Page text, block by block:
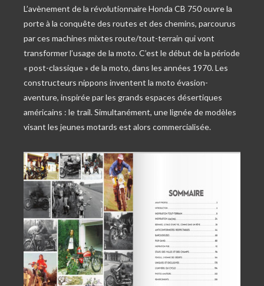
L’avènement de la révolutionnaire Honda CB 750 ouvre la
porte à la conquête des routes et des chemins, parcourus
par ces machines mixtes route/tout-terrain qui vont
transformer l’usage de la moto. C’est le début de la période
« post-classique » de la moto, dans les années 1970. Les
constructeurs nippons inventent la moto évasion-
aventure, inspirée par les grands espaces désertiques
américains : le trail. Simultanément, une lignée de modèles
visant les jeunes motards est alors commercialisée.